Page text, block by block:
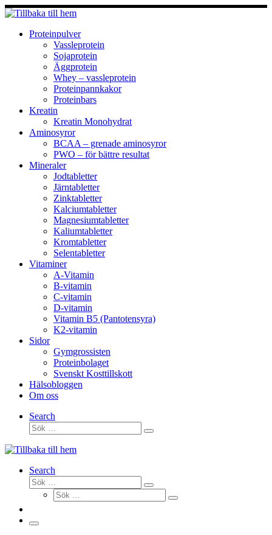
Hoppa
till
innehållProteinpulver
Vassleprotein
Sojaprotein
Äggprotein
Whey – vassleprotein
Proteinpannkakor
Proteinbars
Kreatin
Kreatin Monohydrat
Aminosyror
BCAA – grenade aminosyror
PWO – för bättre resultat
Mineraler
Jodtabletter
Järntabletter
Zinktabletter
Kalciumtabletter
Magnesiumtabletter
Kaliumtabletter
Kromtabletter
Selentabletter
Vitaminer
A-Vitamin
B-vitamin
C-vitamin
D-vitamin
Vitamin B5 (Pantotensyra)
K2-vitamin
Sidor
Gymgrossisten
Proteinbolaget
Svenskt Kosttillskott
Hälsobloggen
Om oss
Search
Sök
Sök
Search
Sök
Sök
Sök
Sök
Meny